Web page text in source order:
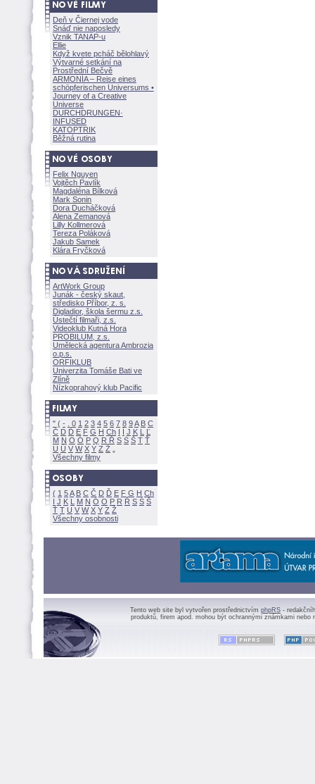
Deň v Čiernej vode
Snáď nie naposledy
Vznik TANAP-u
Ellie
Když kvete pcháč bělohlavý
Výtvarné setkání na
Prostřední Bečvě
ARMONÍA – Reise eines
schöpferischen Universums •
Journey of a Creative
Universe
DURCHDRUNGEN·
INFUSED
KATOPTRIK
Běžná rutina
Felix Nguyen
Vojtěch Pavlík
Magdaléna Bílkov
Mark Sonin
Dora Ducháčkov
Alena Zemanov
Lilly Kollmerov
Tereza Polákov
Jakub Samek
Klára Fryčkov
ArtWork Group
Junák - český skaut,
středisko Příbor, z. s.
Digladior, škola šermu z.s.
Ústečtí filmaři, z.s.
Videoklub Kutná Hora
PROBILUM, z.s.
Umělecká agentura Ambrozia
o.p.s.
ORFIKLUB
Univerzita Tomáše Bati ve
Zlíně
Nízkoprahový klub Pacific
" ( - 0 1 2 3 4 5 6 7 8 9A B C
Č D Ď E F G H Ch I Í J K L
Ľ
M N O Ó P Q R Ř S Ś T Ť
U Ú V W X Y Z
Všechny filmy
( 1 5A B C Č D Ď E F G H Ch
I J K L M N Ó O P R Ř S Ś
Ť T U V W X Y Z
Všechny osobnosti
Tento web site byl vytvořen prostřednictvím phpRS -
produktů, firem apod. mohou být ochrannými známkami